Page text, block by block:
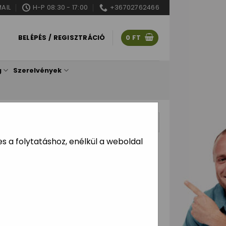
a folytatáshoz, enélkül a weboldal
H-P 08:30 - 17:00 +36702762466
BELÉPÉS / REGISZTRÁCIÓ 0 FT
Szerelvények
csótány
alkalmazhatók, például csapdák,
rovarölő szerek.